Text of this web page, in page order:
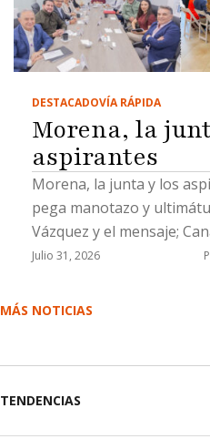
DESTACADOVÍA RÁPIDA
Morena, la
aspirantes
Morena, la junta y los
pega manotazo y
Vázquez y el mensaje;
Evangelina Moreno,
Julio 31, 2026
MÁS NOTICIAS
TENDENCIAS